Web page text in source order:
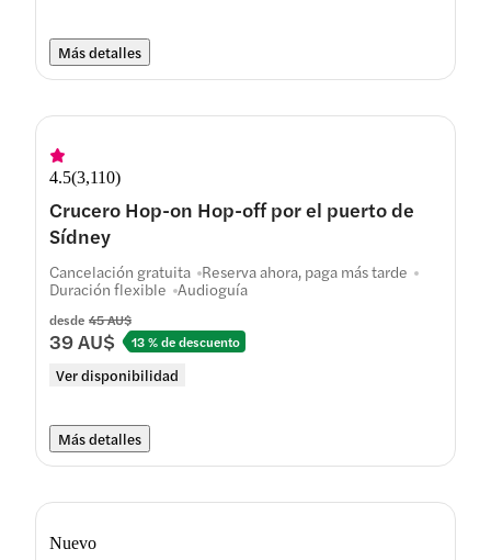
Más detalles
4.5(3,110)
Crucero Hop-on Hop-off por el puerto de
Sídney
desde 45 AU$
39 AU$ 13 % de descuento
Ver disponibilidad
Cancelación gratuita Reserva ahora, paga más tarde
Duración flexible Audioguía
Más detalles
Nuevo